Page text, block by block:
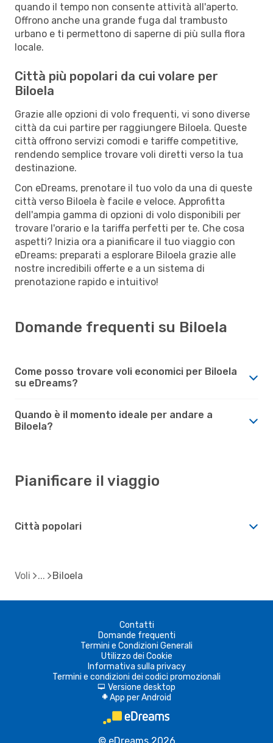
quando il tempo non consente attività all'aperto.
Offrono anche una grande fuga dal trambusto
urbano e ti permettono di saperne di più sulla flora
locale.
Città più popolari da cui volare per
Biloela
Grazie alle opzioni di volo frequenti, vi sono diverse
città da cui partire per raggiungere Biloela. Queste
città offrono servizi comodi e tariffe competitive,
rendendo semplice trovare voli diretti verso la tua
destinazione.
Con eDreams, prenotare il tuo volo da una di queste
città verso Biloela è facile e veloce. Approfitta
dell'ampia gamma di opzioni di volo disponibili per
trovare l'orario e la tariffa perfetti per te. Che cosa
aspetti? Inizia ora a pianificare il tuo viaggio con
eDreams: preparati a esplorare Biloela grazie alle
nostre incredibili offerte e a un sistema di
prenotazione rapido e intuitivo!
Domande frequenti su Biloela
Come posso trovare voli economici per Biloela
su eDreams?
Quando è il momento ideale per andare a
Biloela?
Pianificare il viaggio
Città popolari
Voli Biloela
Contatti
Domande frequenti
Termini e Condizioni Generali
Utilizzo dei Cookie
Informativa sulla privacy
Termini e condizioni dei codici promozionali
d Versione desktop
A App per Android